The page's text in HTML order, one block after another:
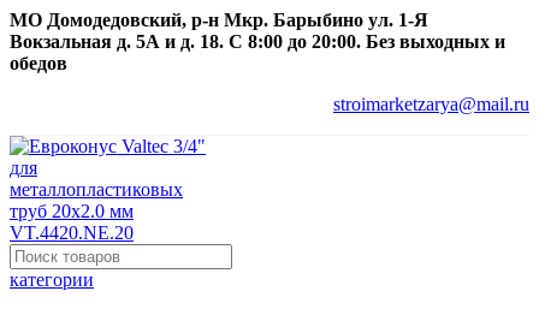
МО Домодедовский, р-н Мкр. Барыбино ул. 1-Я
Вокзальная д. 5А и д. 18. С 8:00 до 20:00. Без выходных и
обедов
stroimarketzarya@mail.ru
категории